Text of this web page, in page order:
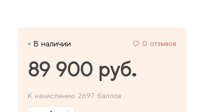
В наличии 0 отзывов
89 900 руб.
К начислению 2697 баллов